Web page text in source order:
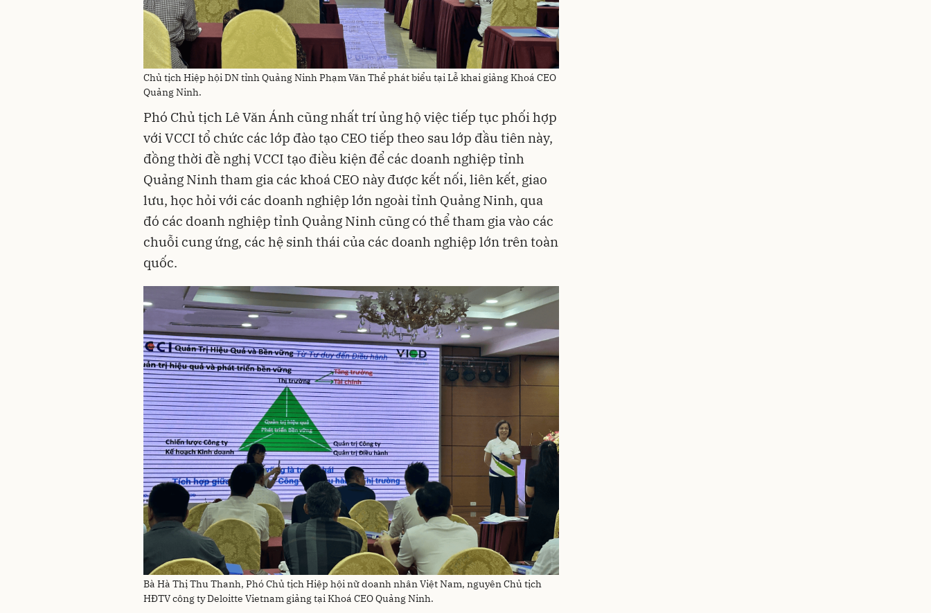
Chủ tịch Hiệp hội DN tỉnh Quảng Ninh Phạm Văn Thể phát biểu tại Lễ khai giảng Khoá CEO
Quảng Ninh.
Phó Chủ tịch Lê Văn Ánh cũng nhất trí ủng hộ việc tiếp tục phối hợp
với VCCI tổ chức các lớp đào tạo CEO tiếp theo sau lớp đầu tiên này,
đồng thời đề nghị VCCI tạo điều kiện để các doanh nghiệp tỉnh
Quảng Ninh tham gia các khoá CEO này được kết nối, liên kết, giao
lưu, học hỏi với các doanh nghiệp lớn ngoài tỉnh Quảng Ninh, qua
đó các doanh nghiệp tỉnh Quảng Ninh cũng có thể tham gia vào các
chuỗi cung ứng, các hệ sinh thái của các doanh nghiệp lớn trên toàn
quốc.
Bà Hà Thị Thu Thanh, Phó Chủ tịch Hiệp hội nữ doanh nhân Việt Nam, nguyên Chủ tịch
HĐTV công ty Deloitte Vietnam giảng tại Khoá CEO Quảng Ninh.